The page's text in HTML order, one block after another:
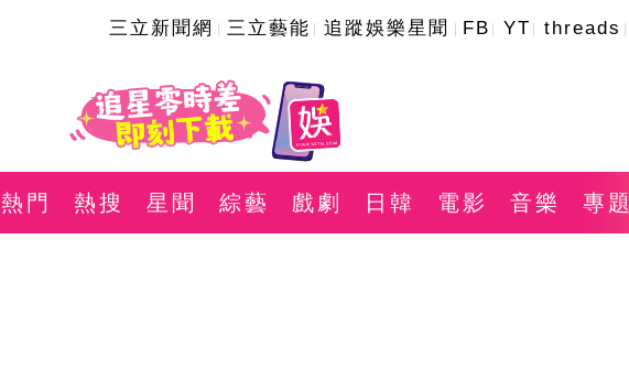
三立新聞網 三立藝能 追蹤娛樂星聞 FB YT threads
熱門 熱搜 星聞 綜藝 戲劇 日韓 電影 音樂 專題